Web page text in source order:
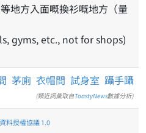
地方入面嘅換衫嘅地方（量
gyms, etc., not for shops)
茅廁 衣帽間 試身室 躡手躡
(類近詞彙取自ToastyNews數據分析)
料授權協議 1.0